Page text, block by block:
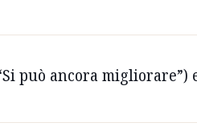
può ancora migliorare”)